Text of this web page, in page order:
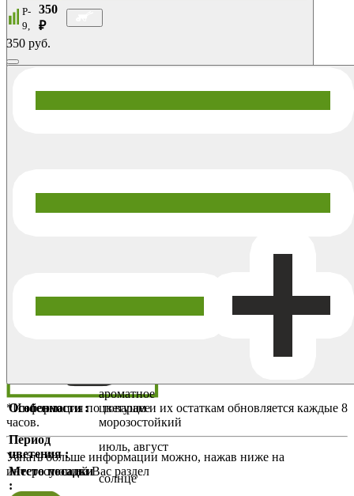
P-
9,
350
₽
350 руб.
Особенности :
ароматное
цветущее
морозостойкий
Период
цветения :
июль, август
Место посадки
:
солнце
*Информация по товарам и их остаткам обновляется каждые 8
часов.
Узнать больше информации можно, нажав ниже на
интересующий Вас раздел